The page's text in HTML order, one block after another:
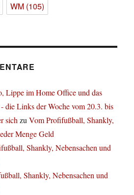
WM (105)
Lippe im Home Office und das
die Links der Woche vom 20.3. bis
sichzuVom Profifußball, Shankly,
Menge Geld
Shankly, Nebensachen und
Shankly, Nebensachen und